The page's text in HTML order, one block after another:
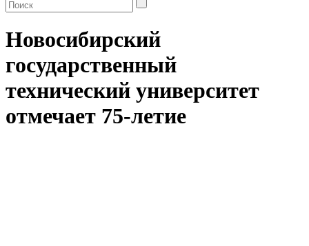
Новосибирский
государственный
технический университет
отмечает 75-летие